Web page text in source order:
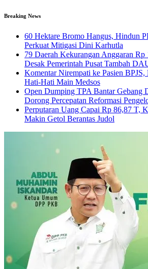
Breaking News
60 Hektare Bromo Hangus, Hindun
Perkuat Mitigasi Dini Karhutla
79 Daerah Kekurangan Anggaran
Desak Pemerintah Pusat Tambah
Komentar Nirempati ke Pasien
Hati-Hati Main Medsos
Open Dumping TPA Bantar
Dorong Percepatan Reformasi
Perputaran Uang Capai Rp 86,87 T,
Makin Getol Berantas Judol